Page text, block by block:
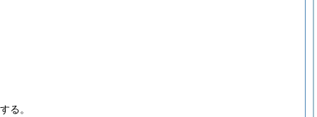
る。